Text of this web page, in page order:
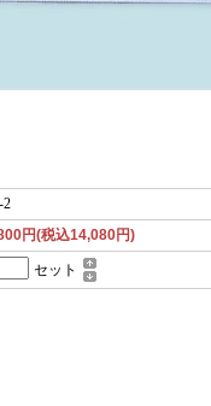
2
円(税込14,080円)
セット